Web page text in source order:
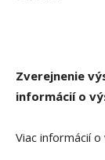
Zverejnenie
informácií o
Viac informácií